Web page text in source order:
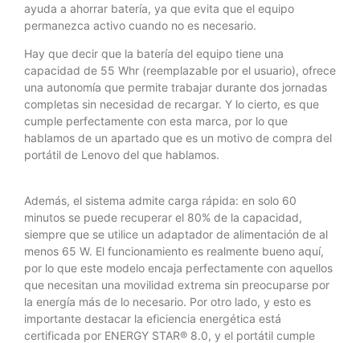
ayuda a ahorrar batería, ya que evita que el equipo
permanezca activo cuando no es necesario.
Hay que decir que la batería del equipo tiene una
capacidad de 55 Whr (reemplazable por el usuario), ofrece
una autonomía que permite trabajar durante dos jornadas
completas sin necesidad de recargar. Y lo cierto, es que
cumple perfectamente con esta marca, por lo que
hablamos de un apartado que es un motivo de compra del
portátil de Lenovo del que hablamos.
Además, el sistema admite carga rápida: en solo 60
minutos se puede recuperar el 80% de la capacidad,
siempre que se utilice un adaptador de alimentación de al
menos 65 W. El funcionamiento es realmente bueno aquí,
por lo que este modelo encaja perfectamente con aquellos
que necesitan una movilidad extrema sin preocuparse por
la energía más de lo necesario. Por otro lado, y esto es
importante destacar la eficiencia energética está
certificada por ENERGY STAR® 8.0, y el portátil cumple